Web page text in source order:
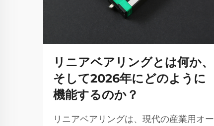
リニアベアリングとは何か、
そして2026年にどのように
機能するのか？
リニアベアリングは、現代の産業用オー